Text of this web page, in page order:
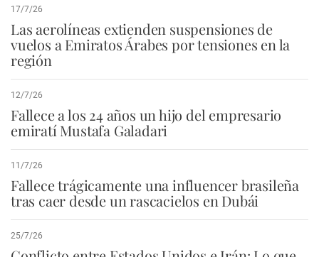
17/7/26
Las aerolíneas extienden suspensiones de
vuelos a Emiratos Árabes por tensiones en la
región
12/7/26
Fallece a los 24 años un hijo del empresario
emiratí Mustafa Galadari
11/7/26
Fallece trágicamente una influencer brasileña
tras caer desde un rascacielos en Dubái
25/7/26